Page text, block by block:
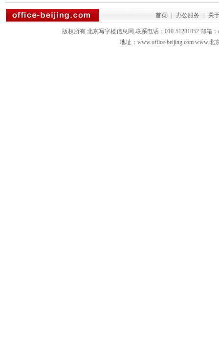
首页 办公服务 关
版权所有 北京写字楼信息网 联系电话：010-51281852 邮箱：
地址：www.office-beijing.com www.